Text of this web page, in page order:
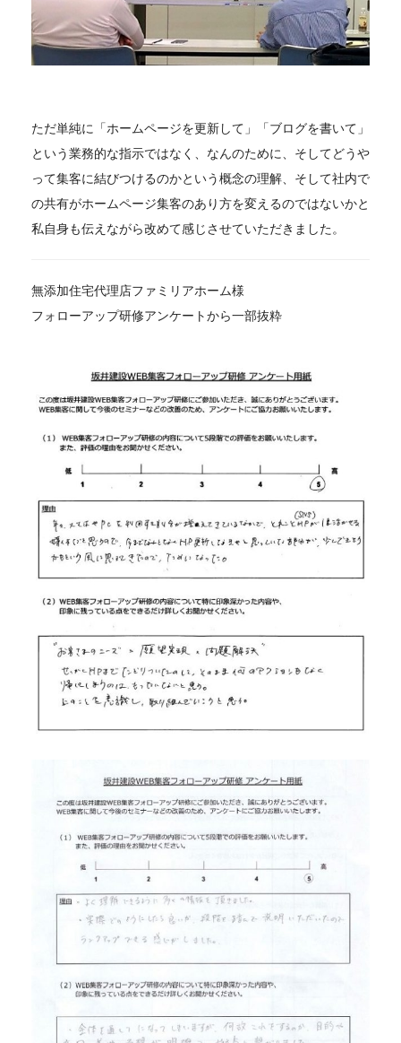
ただ単純に「ホームページを更新して」「ブログを書いて」
という業務的な指示ではなく、なんのために、そしてどうや
って集客に結びつけるのかという概念の理解、そして社内で
の共有がホームページ集客のあり方を変えるのではないかと
私自身も伝えながら改めて感じさせていただきました。
無添加住宅代理店ファミリアホーム様
フォローアップ研修アンケートから一部抜粋